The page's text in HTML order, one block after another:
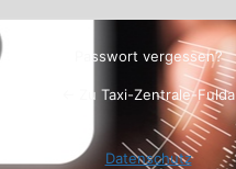
Passwort vergessen?
← Zu Taxi-Zentrale-Fulda
Datenschutz